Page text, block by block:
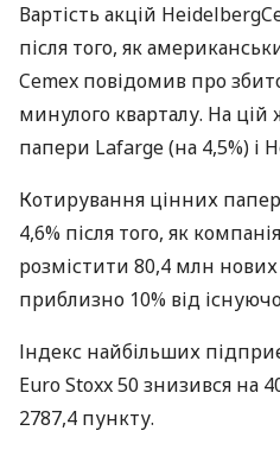
Вартість акцій
після того, як
Cemex повідомив про
минулого кварталу. На
папери Lafarge (на 4,5%) і
Котирування цінних
4,6% після того, як
розмістити 80,4 млн
приблизно 10% від
Індекс найбільших
Euro Stoxx 50 знизився на
2787,4 пункту.